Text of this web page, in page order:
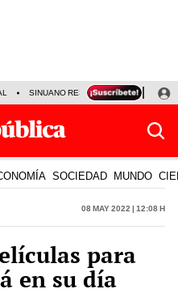
SINUANO RESULTADOS HOY
SOCIEDAD MUNDO
08 May 2022 | 12:08 h
para
en su día